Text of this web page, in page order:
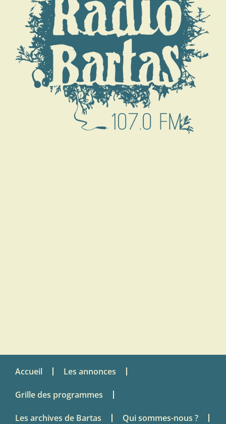
Accueil Les annonces
Grille des programmes
Les archives de Bartas Qui sommes-nous ?